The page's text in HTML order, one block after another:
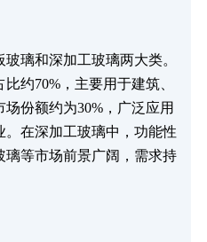
璃和深加工玻璃两大类。
约70%，主要用于建筑、
份额约为30%，广泛应用
在深加工玻璃中，功能性
等市场前景广阔，需求持